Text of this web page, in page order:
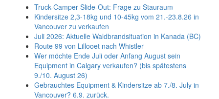
Truck-Camper Slide-Out: Frage zu Stauraum
Kindersitze 2,3-18kg und 10-45kg vom 21.-23.8.26 in
Vancouver zu verkaufen
Juli 2026: Aktuelle Waldbrandsituation in Kanada (BC)
Route 99 von Lillooet nach Whistler
Wer möchte Ende Juli oder Anfang August sein
Equipment in Calgary verkaufen? (bis spätestens
9./10. August 26)
Gebrauchtes Equipment & Kindersitze ab 7./8. July in
Vancouver? 6.9. zurück.